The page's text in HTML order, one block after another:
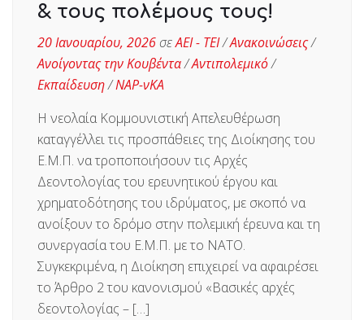
& τους πολέμους τους!
20 Ιανουαρίου, 2026σεΑΕΙ - ΤΕΙ/Ανακοινώσεις/
Ανοίγοντας την Κουβέντα/Αντιπολεμικό/
Εκπαίδευση/ΝΑΡ-νΚΑ
Η νεολαία Κομμουνιστική Απελευθέρωση
καταγγέλλει τις προσπάθειες της Διοίκησης του
Ε.Μ.Π. να τροποποιήσουν τις Αρχές
Δεοντολογίας του ερευνητικού έργου και
χρηματοδότησης του ιδρύματος, με σκοπό να
ανοίξουν το δρόμο στην πολεμική έρευνα και τη
συνεργασία του Ε.Μ.Π. με το ΝΑΤΟ.
Συγκεκριμένα, η Διοίκηση επιχειρεί να αφαιρέσει
το Άρθρο 2 του κανονισμού «Βασικές αρχές
δεοντολογίας – […]